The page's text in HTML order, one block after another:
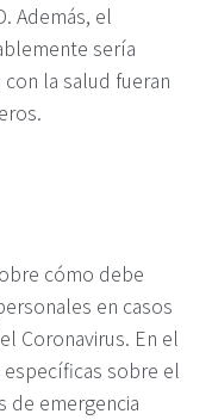
Además, el
sería
la salud fueran
cómo debe
en casos
Coronavirus. En el
específicas sobre el
de emergencia